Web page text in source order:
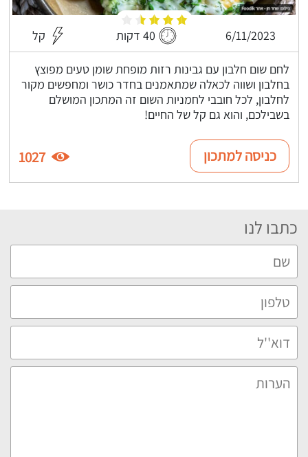
6/11/2023 40 דקות קל
לחם שום חלבון עם גבינות רזות מופחת שומן טעים מפוצץ
בחלבון ושווה לכאלה שמתאמנים בחדר כושר ומחפשים מקור
לחלבון, לכל חובבי לחמניות השום זה המתכון המושלם
בשבילכם, והוא גם קל של החיים!
כניסה למתכון 1027
כתבו לנו